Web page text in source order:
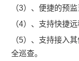
（3）、便捷的预
（4）、支持快捷
（5）、支持接入
全巡查。